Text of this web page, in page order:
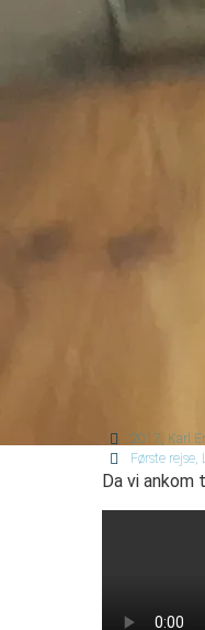
2017, Karl
Første rejse,
Da vi ankom